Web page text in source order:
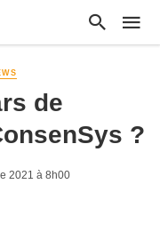
de
?
2021 à 8h00